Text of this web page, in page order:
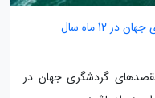
مقرون به صرفه ترین مقصدهای گردشگری جهان در 12 ماه سال
گردشگری جهان در